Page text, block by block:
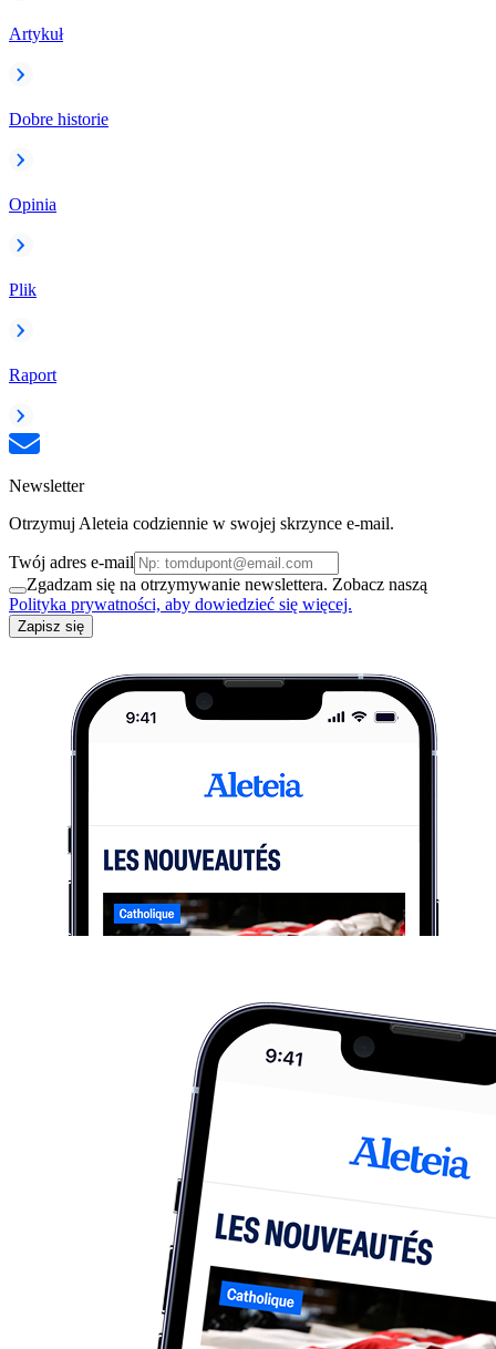
Artykuł
Dobre historie
Opinia
Plik
Raport
Newsletter
Otrzymuj Aleteia codziennie w swojej skrzynce e-mail.
Twój adres e-mail
Zgadzam się na otrzymywanie newslettera. Zobacz naszą
Polityka prywatności, aby dowiedzieć się więcej.
Zapisz się